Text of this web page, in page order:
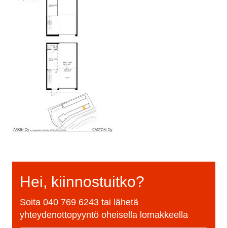
Hei, kiinnostuitko?
Soita 040 769 6243tai lähetä
yhteydenottopyyntö oheisella lomakkeella